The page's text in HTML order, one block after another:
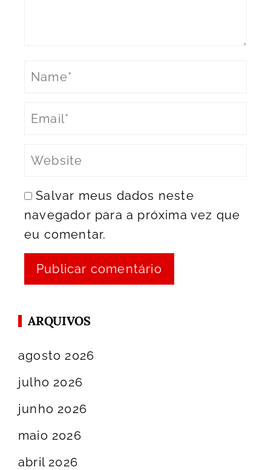
Salvar meus dados neste
navegador para a próxima vez que
eu comentar.
ARQUIVOS
agosto 2026
julho 2026
junho 2026
maio 2026
abril 2026